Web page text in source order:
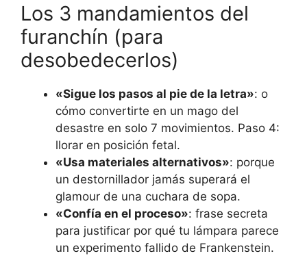
Los 3 mandamientos del
furanchín (para
desobedecerlos)
«Sigue los pasos al pie de la letra»: o
cómo convertirte en un mago del
desastre en solo 7 movimientos. Paso 4:
llorar en posición fetal.
«Usa materiales alternativos»: porque
un destornillador jamás superará el
glamour de una cuchara de sopa.
«Confía en el proceso»: frase secreta
para justificar por qué tu lámpara parece
un experimento fallido de Frankenstein.